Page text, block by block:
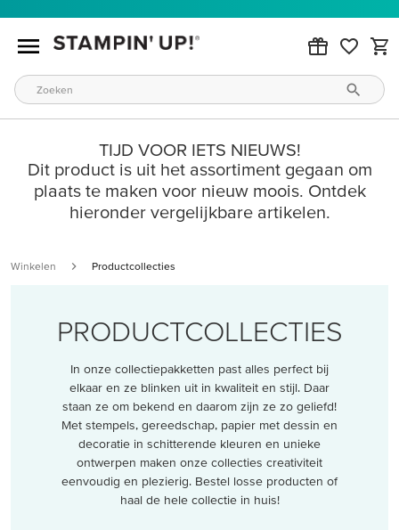
TIJD VOOR IETS NIEUWS!
Dit product is uit het assortiment gegaan om
plaats te maken voor nieuw moois. Ontdek
hieronder vergelijkbare artikelen.
Winkelen Productcollecties
PRODUCTCOLLECTIES
In onze collectiepakketten past alles perfect bij
elkaar en ze blinken uit in kwaliteit en stijl. Daar
staan ze om bekend en daarom zijn ze zo geliefd!
Met stempels, gereedschap, papier met dessin en
decoratie in schitterende kleuren en unieke
ontwerpen maken onze collecties creativiteit
eenvoudig en plezierig. Bestel losse producten of
haal de hele collectie in huis!